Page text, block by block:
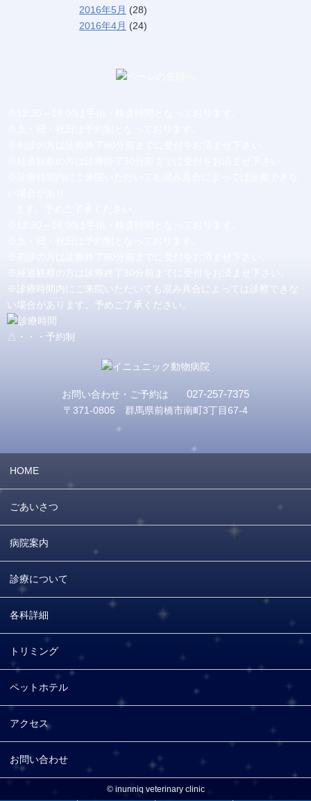
2016年5月 (28)
2016年4月 (24)
※診療時間内にご来院いただいても混み具合によっては診察できな
い場合があります。予めご了承ください。
△・・・予約制
お問い合わせ・ご予約は 027-257-7375
〒371-0805 群馬県前橋市南町3丁目67-4
HOME
ごあいさつ
病院案内
診療について
各科詳細
トリミング
ペットホテル
アクセス
お問い合わせ
© inunniq veterinary clinic